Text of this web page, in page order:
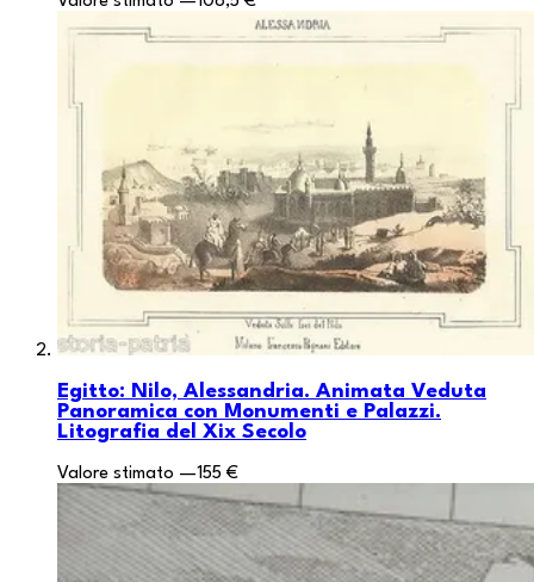
Egitto: Nilo, Alessandria. Animata Veduta
Panoramica con Monumenti e Palazzi.
Litografia del Xix Secolo
Valore stimato —155 €